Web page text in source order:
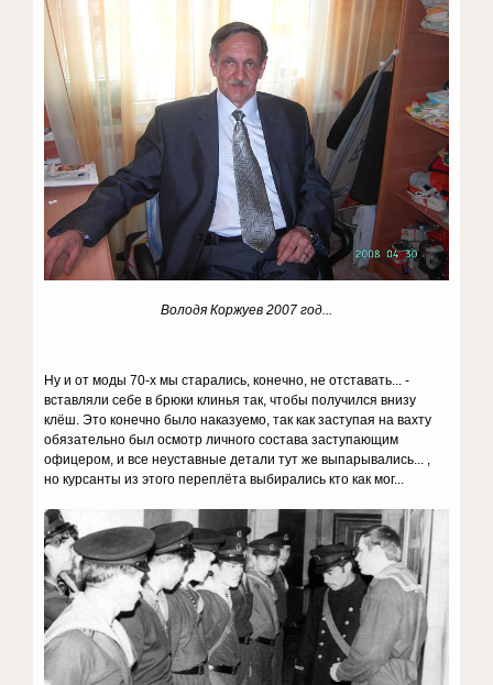
Володя Коржуев 2007 год...
Ну и от моды 70-х мы старались, конечно, не отставать... -
вставляли себе в брюки клинья так, чтобы получился внизу
клёш. Это конечно было наказуемо, так как заступая на вахту
обязательно был осмотр личного состава заступающим
офицером, и все неуставные детали тут же выпарывались... ,
но курсанты из этого переплёта выбирались кто как мог...